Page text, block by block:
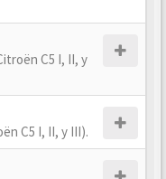
C5 I, II, y
C5 I, II, y III).